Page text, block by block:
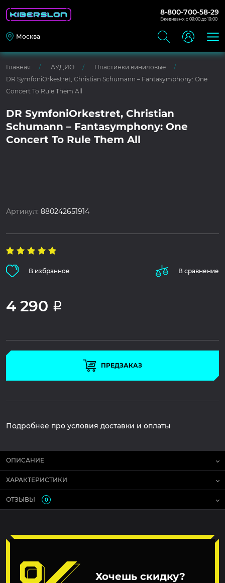
8-800-700-58-29
Ежедневно: с 09:00 до 19:00
Москва
Главная АУДИО
Пластинки виниловые
DR SymfoniOrkestret, Christian Schumann – Fantasymphony: One
Concert To Rule Them All
DR SymfoniOrkestret, Christian
Schumann – Fantasymphony: One
Concert To Rule Them All
Артикул:880242651914
В избранное В сравнение
4 290 Р
ПРЕДЗАКАЗ
Подробнее про условия доставки и оплаты
ОПИСАНИЕ
ХАРАКТЕРИСТИКИ
ОТЗЫВЫ 0
Хочешь скидку?